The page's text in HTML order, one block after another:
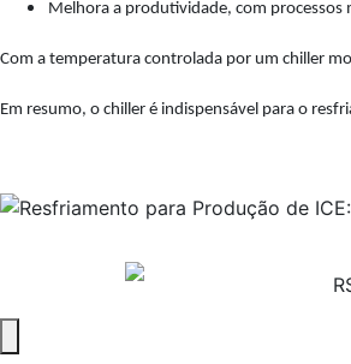
Melhora a produtividade, com processos
Com a temperatura controlada por um chiller
Em resumo, o chiller é indispensável para o